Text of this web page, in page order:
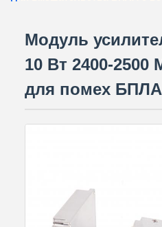
Модуль
10 Вт 2400-2500
для помех БПЛА